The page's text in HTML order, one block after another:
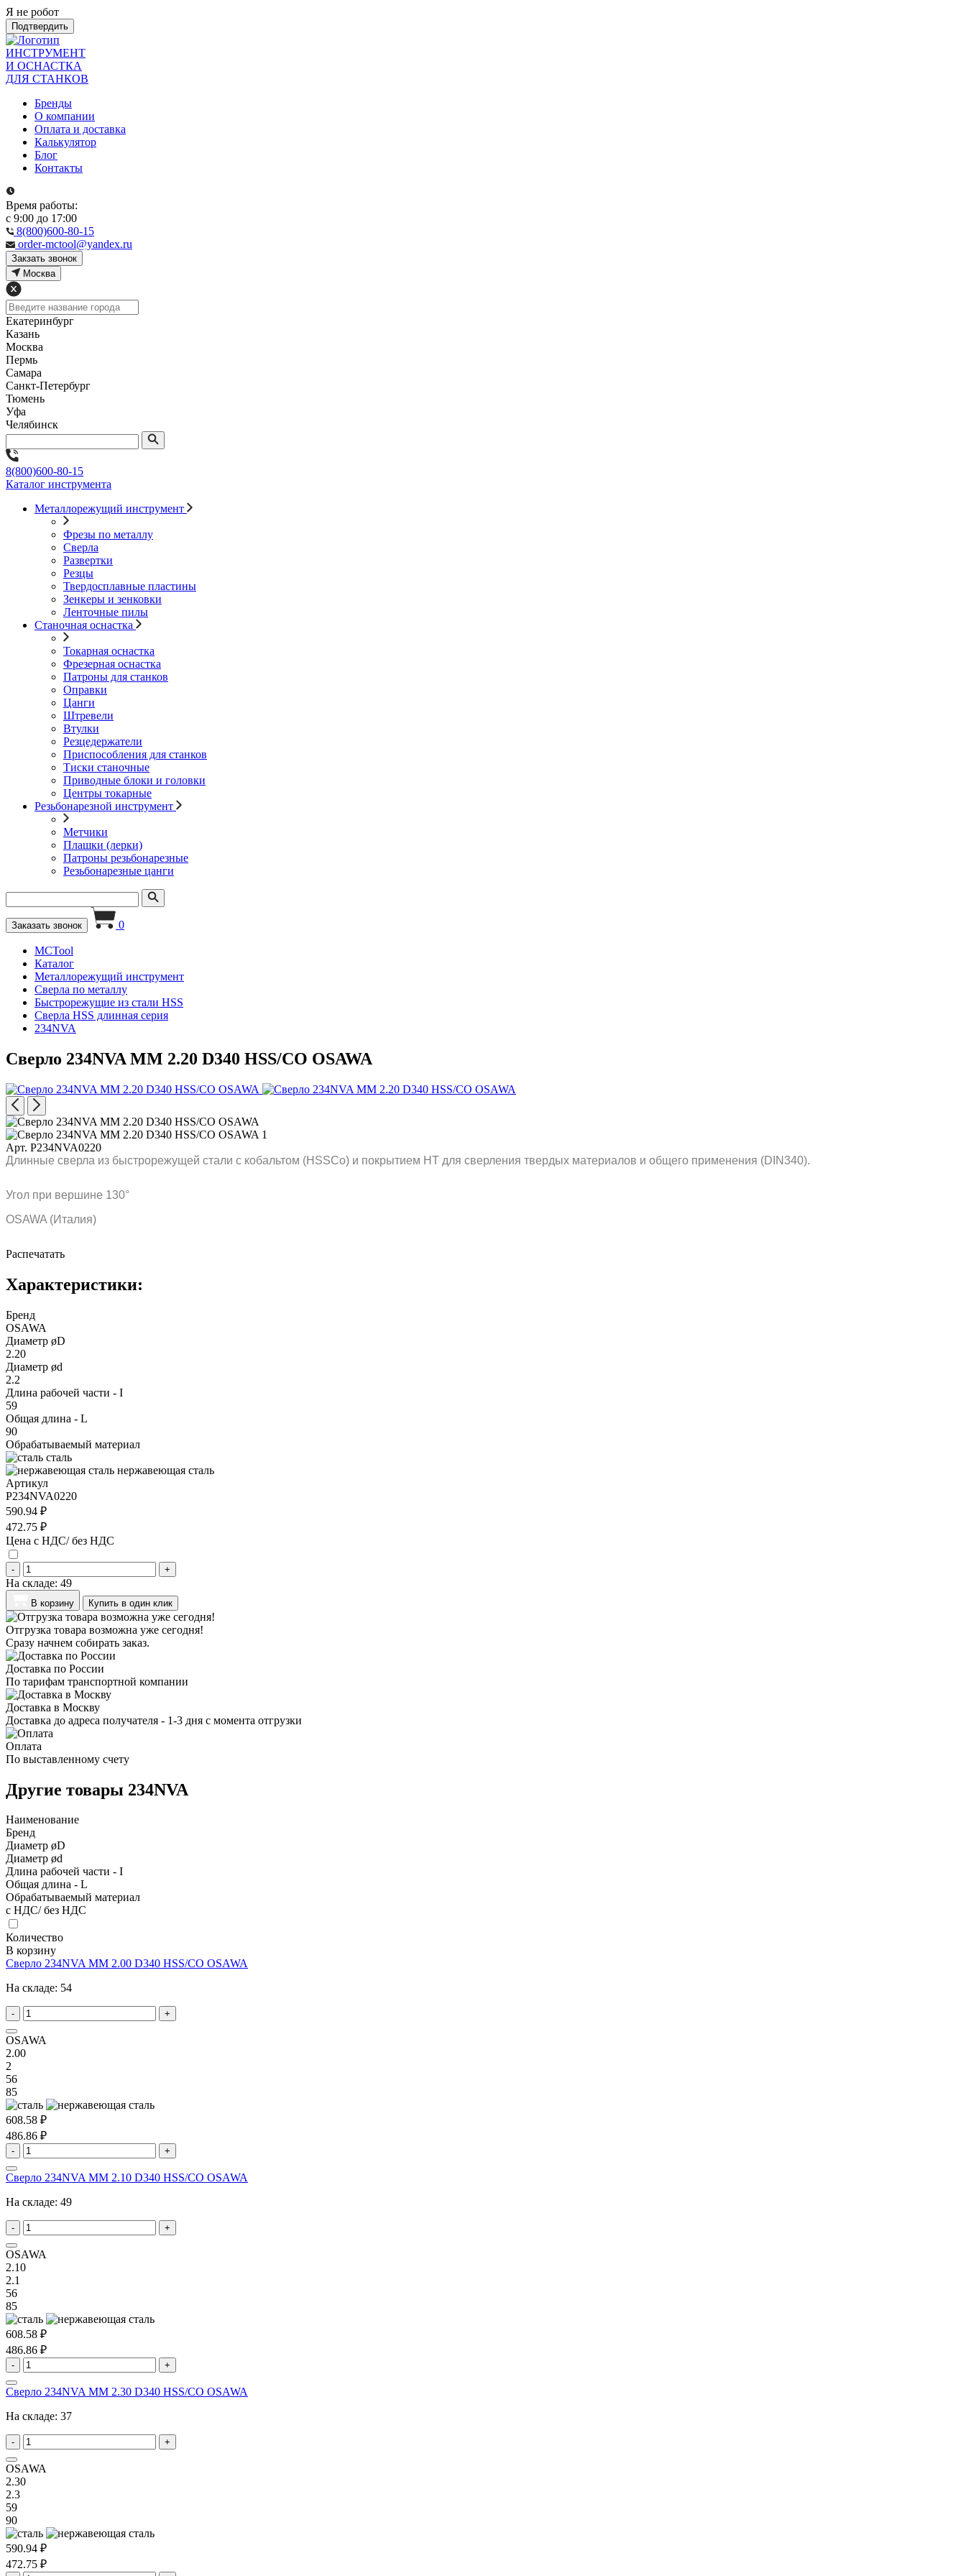
Я не робот
Подтвердить
ИНСТРУМЕНТ
И ОСНАСТКА
ДЛЯ СТАНКОВ
Бренды
О компании
Оплата и доставка
Калькулятор
Блог
Контакты
Время работы:
с 9:00 до 17:00
8(800)600-80-15
order-mctool@yandex.ru
Закзать звонок
Москва
Екатеринбург
Казань
Москва
Пермь
Самара
Санкт-Петербург
Тюмень
Уфа
Челябинск
8(800)600-80-15
Каталог инструмента
Металлорежущий инструмент
Фрезы по металлу
Сверла
Развертки
Резцы
Твердосплавные пластины
Зенкеры и зенковки
Ленточные пилы
Станочная оснастка
Токарная оснастка
Фрезерная оснастка
Патроны для станков
Оправки
Цанги
Штревели
Втулки
Резцедержатели
Приспособления для станков
Тиски станочные
Приводные блоки и головки
Центры токарные
Резьбонарезной инструмент
Метчики
Плашки (лерки)
Патроны резьбонарезные
Резьбонарезные цанги
Заказать звонок 0
MCTool
Каталог
Металлорежущий инструмент
Сверла по металлу
Быстрорежущие из стали HSS
Сверла HSS длинная серия
234NVA
Сверло 234NVA MM 2.20 D340 HSS/CO OSAWA
Арт. P234NVA0220
Длинные сверла из быстрорежущей стали с кобальтом (HSSCo) и покрытием HT для сверления твердых материалов и общего применения (DIN340).
Угол при вершине 130°
OSAWA (Италия)
Распечатать
Характеристики:
Бренд
OSAWA
Диаметр øD
2.20
Диаметр ød
2.2
Длина рабочей части - I
59
Общая длина - L
90
Обрабатываемый материал
сталь
нержавеющая сталь
Артикул
P234NVA0220
590.94 ₽
472.75 ₽
Цена с НДС/ без НДС
- +
На складе: 49
В корзину Купить в один клик
Отгрузка товара возможна уже сегодня!
Сразу начнем собирать заказ.
Доставка по России
По тарифам транспортной компании
Доставка в Москву
Доставка до адреса получателя - 1-3 дня с момента отгрузки
Оплата
По выставленному счету
Другие товары 234NVA
Наименование
Бренд
Диаметр øD
Диаметр ød
Длина рабочей части - I
Общая длина - L
Обрабатываемый материал
с НДС/ без НДС
Количество
В корзину
Сверло 234NVA MM 2.00 D340 HSS/CO OSAWA
На складе: 54
- +
OSAWA
2.00
2
56
85
608.58 ₽
486.86 ₽
- +
Сверло 234NVA MM 2.10 D340 HSS/CO OSAWA
На складе: 49
- +
OSAWA
2.10
2.1
56
85
608.58 ₽
486.86 ₽
- +
Сверло 234NVA MM 2.30 D340 HSS/CO OSAWA
На складе: 37
- +
OSAWA
2.30
2.3
59
90
590.94 ₽
472.75 ₽